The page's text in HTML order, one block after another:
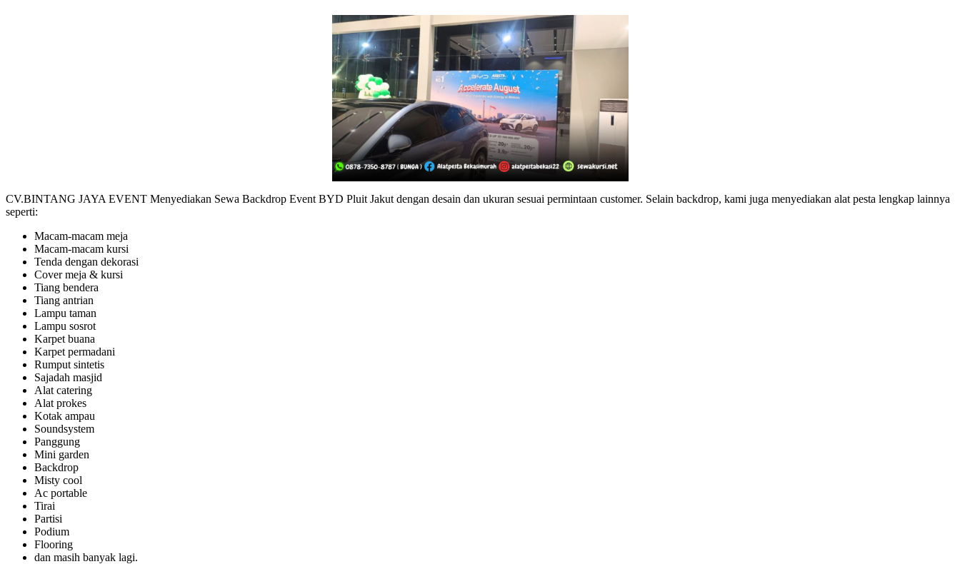
CV.BINTANG JAYA EVENT Menyediakan Sewa Backdrop Event BYD Pluit Jakut dengan desain dan ukuran sesuai permintaan customer. Selain backdrop, kami juga menyediakan alat pesta lengkap lainnya
seperti:
Macam-macam meja
Macam-macam kursi
Tenda dengan dekorasi
Cover meja & kursi
Tiang bendera
Tiang antrian
Lampu taman
Lampu sosrot
Karpet buana
Karpet permadani
Rumput sintetis
Sajadah masjid
Alat catering
Alat prokes
Kotak ampau
Soundsystem
Panggung
Mini garden
Backdrop
Misty cool
Ac portable
Tirai
Partisi
Podium
Flooring
dan masih banyak lagi.